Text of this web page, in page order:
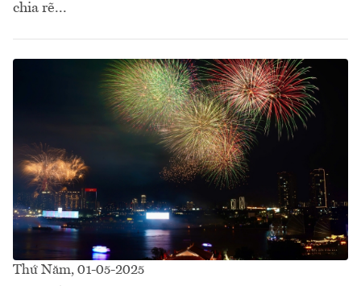
chia rẽ...
Thứ Năm, 01-05-2025